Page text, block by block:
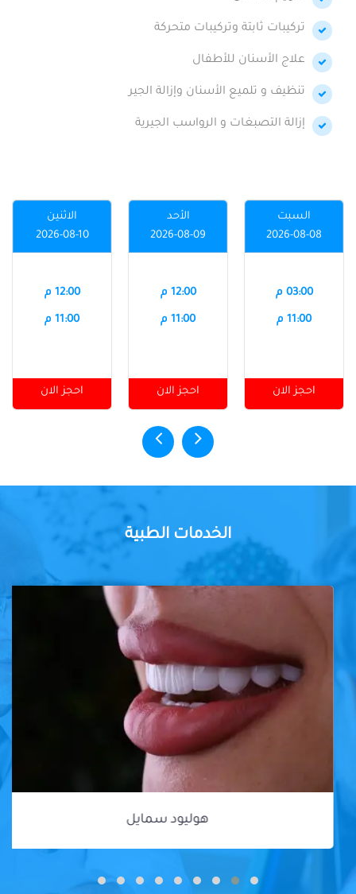
تركيبات ثابتة وتركيبات متحركة
علاج الأسنان للأطفال
تنظيف و تلميع الأسنان وإزالة الجير
إزالة التصبغات و الرواسب الجيرية
السبت
2026-08-08
03:00 م
11:00 م
احجز الان
الأحد
2026-08-09
12:00 م
11:00 م
احجز الان
الاثنين
2026-08-10
12:00 م
11:00 م
احجز الان
الخدمات الطبية
هوليود سمايل